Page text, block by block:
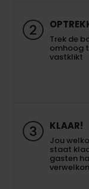
2 Trek de
omhoog
vastklikt
3 KLAAR!
Jou
staat
gasten